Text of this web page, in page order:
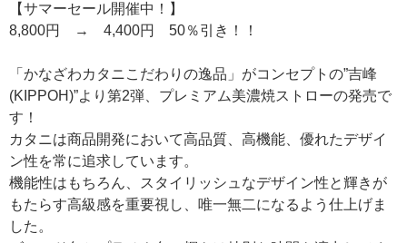
【サマーセール開催中！】
8,800円 → 4,400円 50％引き！！
「かなざわカタニこだわりの逸品」がコンセプトの”吉峰
(KIPPOH)”より第2弾、プレミアム美濃焼ストローの発売で
す！
カタニは商品開発において高品質、高機能、優れたデザイ
ン性を常に追求しています。
機能性はもちろん、スタイリッシュなデザイン性と輝きが
もたらす高級感を重要視し、唯一無二になるよう仕上げま
した。